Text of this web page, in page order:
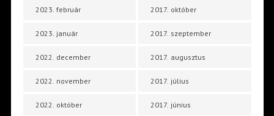
2023. február
2023. január
2022. december
2022. november
2022. október
2017. október
2017. szeptember
2017. augusztus
2017. július
2017. június